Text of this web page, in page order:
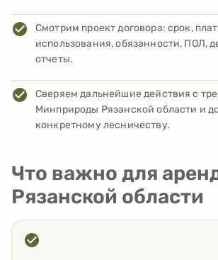
Смотрим проект договора: срок,
использования, обязанности, ПОЛ,
отчеты.
Сверяем дальнейшие действия с
Минприроды Рязанской области и
конкретному лесничеству.
Что важно для
Рязанской области